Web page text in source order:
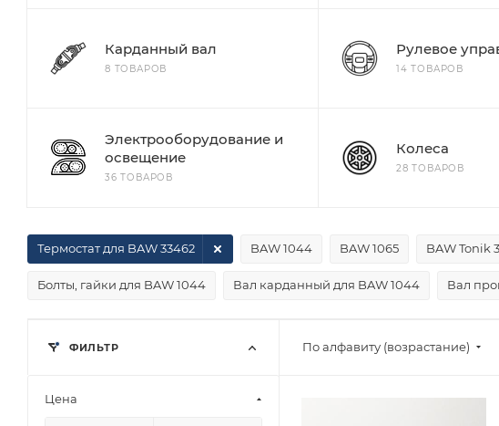
Карданный вал
8 ТОВАРОВ
Рулевое
14 ТОВАРОВ
Электрооборудование и
освещение
36 ТОВАРОВ
Колеса
28 ТОВАРОВ
BAW 1044 BAW 1065 BAW Tonik
Болты, гайки для BAW 1044 Вал карданный для BAW 1044 Вал
Термостат для BAW 33462
По алфавиту (возрастание)
ФИЛЬТР
Цена